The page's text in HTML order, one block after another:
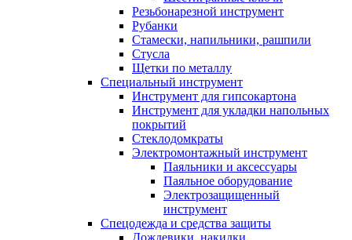
Резьбонарезной инструмент
Рубанки
Стамески, напильники, рашпили
Стусла
Щетки по металлу
Специальный инструмент
Инструмент для гипсокартона
Инструмент для укладки напольных
покрытий
Стеклодомкраты
Электромонтажный инструмент
Паяльники и аксессуары
Паяльное оборудование
Электрозащищенный
инструмент
Спецодежда и средства защиты
Дождевики, накидки